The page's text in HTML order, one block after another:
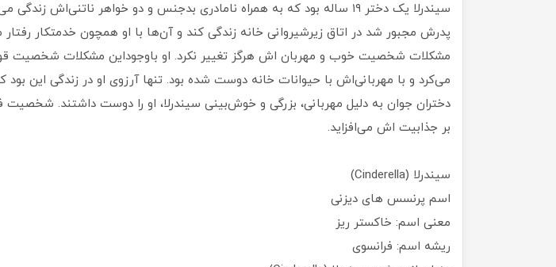
سیندرلا یک دختر ۱۹ ساله بود که به همراه نامادری بدجنس و دو خواهر ناتنی‌اش
پدرش مجبور شد در اتاق زیرشیروانی خانه زندگی کند و آن‌ها با او همچون خدمتکار رفتار
مشکلات شخصیت خوب و مهربان اش هرگز تغییر نکرد. او باوجوداین مشکلات شخصیت
می‌کرد و با مهربانی‌اش با حیوانات خانه دوست شده بود. تنها آرزوی او در زندگی این بود
دختران جوان به دلیل مهربانی، بزرگی و خوش‌بینی سیندرلا، او را دوست داشتند. شخصیت
بر جذابیت اش می‌افزاید.
سیندرلا (Cinderella)
اسم پرنسس های دیزنی
معنی اسم: خاکستر ریز
ریشه اسم: فرانسوی